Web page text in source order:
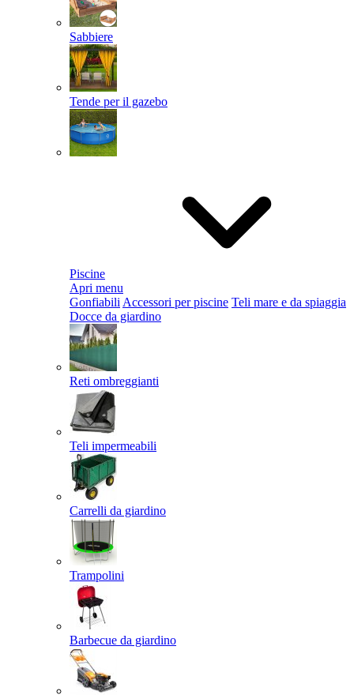
Sabbiere
Tende per il gazebo
Piscine
Apri menu
Gonfiabili Accessori per piscine Teli mare e da spiaggia
Docce da giardino
Reti ombreggianti
Teli impermeabili
Carrelli da giardino
Trampolini
Barbecue da giardino